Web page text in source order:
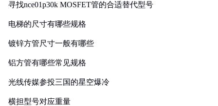
寻找nce01p30k MOSFET管的合适替代型号
电梯的尺寸有哪些规格
镀锌方管尺寸一般有哪些
铝方管有哪些常见规格
光线传媒参投三国的星空爆冷
横担型号对应重量